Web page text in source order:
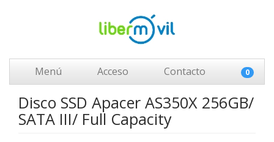
Menú Acceso Contacto 0
Disco SSD Apacer AS350X 256GB/
SATA III/ Full Capacity